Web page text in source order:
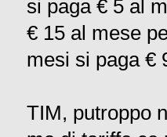
si paga € 5 al
€ 15 al mese
mesi si paga €
TIM, putroppo